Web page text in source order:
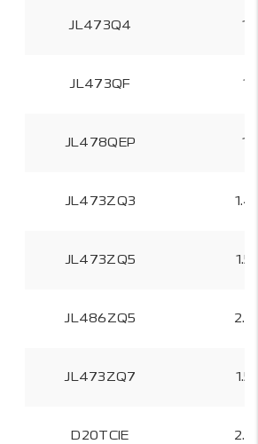
JL473Q4
JL473QF
JL478QEP
JL473ZQ3 1.4
JL473ZQ5 1.5
JL486ZQ5 2.0
JL473ZQ7 1.5
D20TCIE 2.0